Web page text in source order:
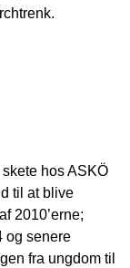
hos ASKÖ
til at blive
2010’erne;
og senere
fra ungdom til